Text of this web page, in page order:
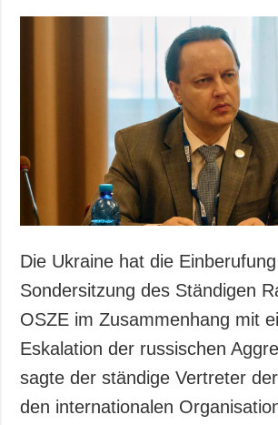
Die Ukraine hat die
Sondersitzung des Ständigen
OSZE im Zusammenhang mit
Eskalation der russischen
sagte der ständige Vertreter
den internationalen